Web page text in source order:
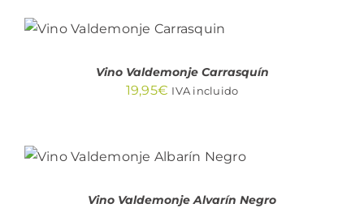
/
Vino Valdemonje Carrasquín
19,95€ IVA incluido
AÑADIR AL CARRITO
/
Vino Valdemonje Alvarín Negro